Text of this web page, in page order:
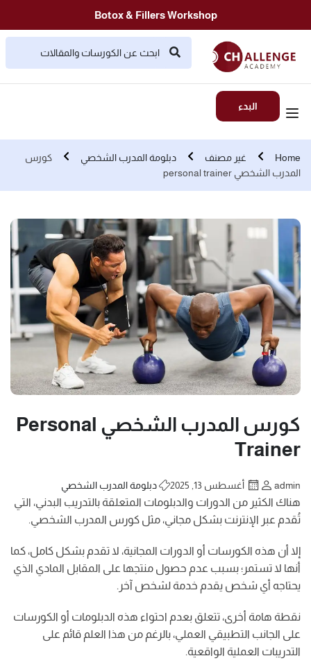
Botox & Fillers Workshop
البدء
Home غير مصنف دبلومة المدرب الشخصي
كورس
المدرب الشخصي personal trainer
كورس المدرب الشخصي Personal
Trainer
admin أغسطس 13, 2025 دبلومة المدرب الشخصي
هناك الكثير من الدورات والدبلومات المتعلقة بالتدريب البدني، التي
تُقدم عبر الإنترنت بشكل مجاني، مثل كورس المدرب الشخصي.
إلا أن هذه الكورسات أو الدورات المجانية، لا تقدم بشكل كامل، كما
أنها لا تستمر؛ بسبب عدم حصول منتجها على المقابل المادي الذي
يحتاجه أي شخص يقدم خدمة لشخص آخر.
نقطة هامة أخرى، تتعلق بعدم احتواء هذه الدبلومات أو الكورسات
على الجانب التطبيقي العملي، بالرغم من هذا العلم قائم على
التدريبات العملية الواقعية.